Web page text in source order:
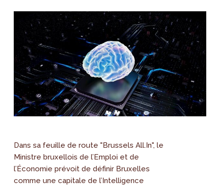
Dans sa feuille de route "Brussels All.In", le
Ministre bruxellois de l’Emploi et de
l’Économie prévoit de définir Bruxelles
comme une capitale de l’Intelligence